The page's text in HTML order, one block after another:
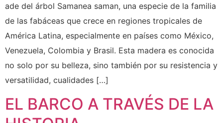
ade del árbol Samanea saman, una especie de la familia
de las fabáceas que crece en regiones tropicales de
América Latina, especialmente en países como México,
Venezuela, Colombia y Brasil. Esta madera es conocida
no solo por su belleza, sino también por su resistencia y
versatilidad, cualidades […]
EL BARCO A TRAVÉS DE LA